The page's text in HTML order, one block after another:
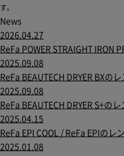
す。
News
2026.04.27
ReFa POWER STRAIGHT IRON
2025.09.08
ReFa BEAUTECH DRYER BXの
2025.09.08
ReFa BEAUTECH DRYER S+の
2025.04.15
ReFa EPI COOL / ReFa EPIのレ
2025.01.08